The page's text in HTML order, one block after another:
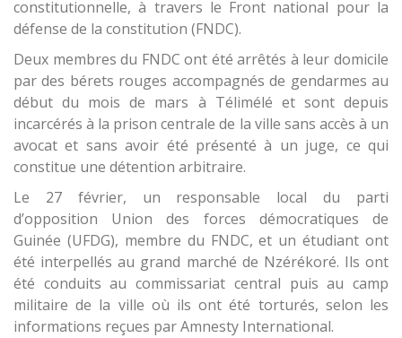
constitutionnelle, à travers le Front national pour la
défense de la constitution (FNDC).
Deux membres du FNDC ont été arrêtés à leur domicile
par des bérets rouges accompagnés de gendarmes au
début du mois de mars à Télimélé et sont depuis
incarcérés à la prison centrale de la ville sans accès à un
avocat et sans avoir été présenté à un juge, ce qui
constitue une détention arbitraire.
Le 27 février, un responsable local du parti
d’opposition Union des forces démocratiques de
Guinée (UFDG), membre du FNDC, et un étudiant ont
été interpellés au grand marché de Nzérékoré. Ils ont
été conduits au commissariat central puis au camp
militaire de la ville où ils ont été torturés, selon les
informations reçues par Amnesty International.